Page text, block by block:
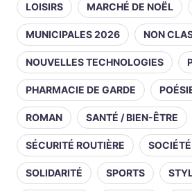
LOISIRS MARCHÉ DE NOËL
MUNICIPALES 2026 NON
NOUVELLES TECHNOLOGIES
PHARMACIE DE GARDE
ROMAN SANTÉ / BIEN-ÊTRE
SÉCURITÉ ROUTIÈRE
SOLIDARITÉ SPORTS